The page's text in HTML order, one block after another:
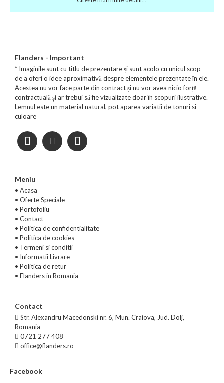
Flanders - Important
* Imaginile sunt cu titlu de prezentare și sunt acolo cu unicul scop
de a oferi o idee aproximativă despre elementele prezentate în ele.
Acestea nu vor face parte din contract și nu vor avea nicio forță
contractuală și ar trebui să fie vizualizate doar în scopuri ilustrative.
Lemnul este un material natural, pot aparea variatii de tonuri si
culoare
Meniu
• Acasa
• Oferte Speciale
• Portofoliu
• Contact
• Politica de confidentialitate
• Politica de cookies
• Termeni si conditii
• Informatii Livrare
• Politica de retur
• Flanders in Romania
Contact
Str. Alexandru Macedonski nr. 6, Mun. Craiova, Jud. Dolj,
Romania
0721 277 408
office@flanders.ro
Facebook